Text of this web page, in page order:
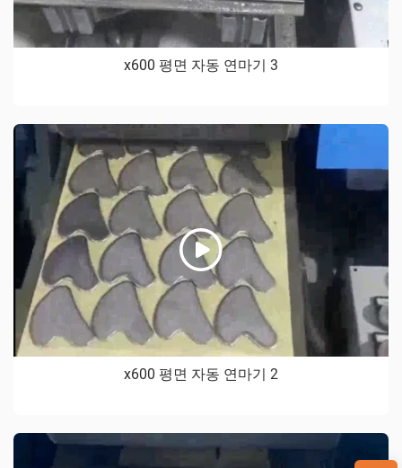
x600 평면 자동 연마기 3
x600 평면 자동 연마기 2